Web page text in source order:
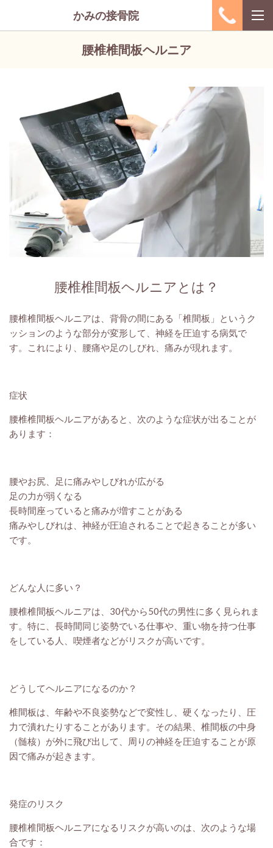
かみの接骨院
腰椎椎間板ヘルニア
腰椎椎間板ヘルニアとは？
腰椎椎間板ヘルニアは、背骨の間にある「椎間板」というク
ッションのような部分が変形して、神経を圧迫する病気で
す。これにより、腰痛や足のしびれ、痛みが現れます。
症状
腰椎椎間板ヘルニアがあると、次のような症状が出ることが
あります：
腰やお尻、足に痛みやしびれが広がる
足の力が弱くなる
長時間座っていると痛みが増すことがある
痛みやしびれは、神経が圧迫されることで起きることが多い
です。
どんな人に多い？
腰椎椎間板ヘルニアは、30代から50代の男性に多く見られま
す。特に、長時間同じ姿勢でいる仕事や、重い物を持つ仕事
をしている人、喫煙者などがリスクが高いです。
どうしてヘルニアになるのか？
椎間板は、年齢や不良姿勢などで変性し、硬くなったり、圧
力で潰れたりすることがあります。その結果、椎間板の中身
（髄核）が外に飛び出して、周りの神経を圧迫することが原
因で痛みが起きます。
発症のリスク
腰椎椎間板ヘルニアになるリスクが高いのは、次のような場
合です：